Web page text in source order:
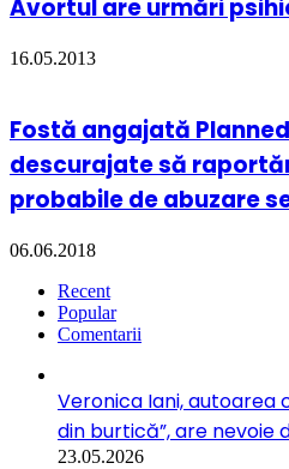
Avortul are urmări
16.05.2013
Fostă angajată
descurajate să
probabile de abuzare
06.06.2018
Recent
Popular
Comentarii
Veronica Iani, autoarea
din burtică”, are nevoie
23.05.2026